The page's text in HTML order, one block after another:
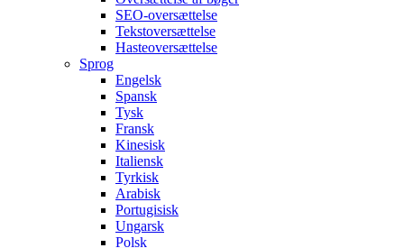
SEO-oversættelse
Tekstoversættelse
Hasteoversættelse
Sprog
Engelsk
Spansk
Tysk
Fransk
Kinesisk
Italiensk
Tyrkisk
Arabisk
Portugisisk
Ungarsk
Polsk